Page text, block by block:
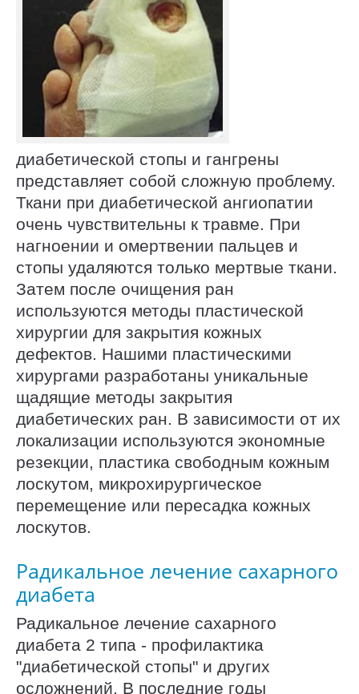
диабетической стопы и гангрены
представляет собой сложную проблему.
Ткани при диабетической ангиопатии
очень чувствительны к травме. При
нагноении и омертвении пальцев и
стопы удаляются только мертвые ткани.
Затем после очищения ран
используются методы пластической
хирургии для закрытия кожных
дефектов. Нашими пластическими
хирургами разработаны уникальные
щадящие методы закрытия
диабетических ран. В зависимости от их
локализации используются экономные
резекции, пластика свободным кожным
лоскутом, микрохирургическое
перемещение или пересадка кожных
лоскутов.
Радикальное лечение сахарного
диабета
Радикальное лечение сахарного
диабета 2 типа - профилактика
"диабетической стопы" и других
осложнений. В последние годы